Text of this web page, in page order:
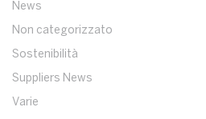
News
Non categorizzato
Sostenibilità
Suppliers News
Varie